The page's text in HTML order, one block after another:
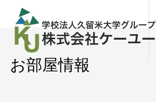
お部屋情報